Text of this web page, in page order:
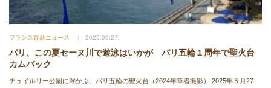
フランス最新ニュース 2025.05.27.
パリ、この夏セーヌ川で遊泳はいかが パリ五輪１周年で聖火台
カムバック
チュイルリー公園に浮かぶ、パリ五輪の聖火台（2024年筆者撮影） 2025年５月27